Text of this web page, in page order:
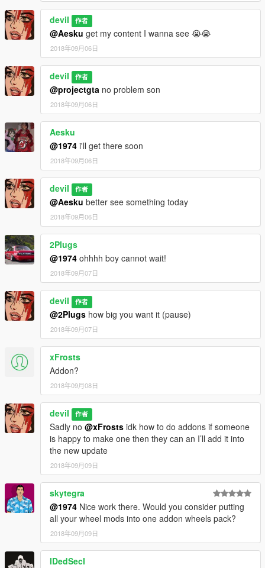
deviI 作者
@Aesku get my content I wanna see 😭😭
2018年09月06日
deviI 作者
@projectgta no problem son
2018年09月06日
Aesku
@1974 i'll get there soon
2018年09月06日
deviI 作者
@Aesku better see something today
2018年09月06日
2Plugs
@1974 ohhhh boy cannot wait!
2018年09月07日
deviI 作者
@2Plugs how big you want it (pause)
2018年09月07日
xFrosts
Addon?
2018年09月08日
deviI 作者
Sadly no @xFrosts idk how to do addons if someone
is happy to make one then they can an I’ll add it into
the new update
2018年09月09日
skytegra
@1974 Nice work there. Would you consider putting
all your wheel mods into one addon wheels pack?
2018年09月09日
IDedSecI